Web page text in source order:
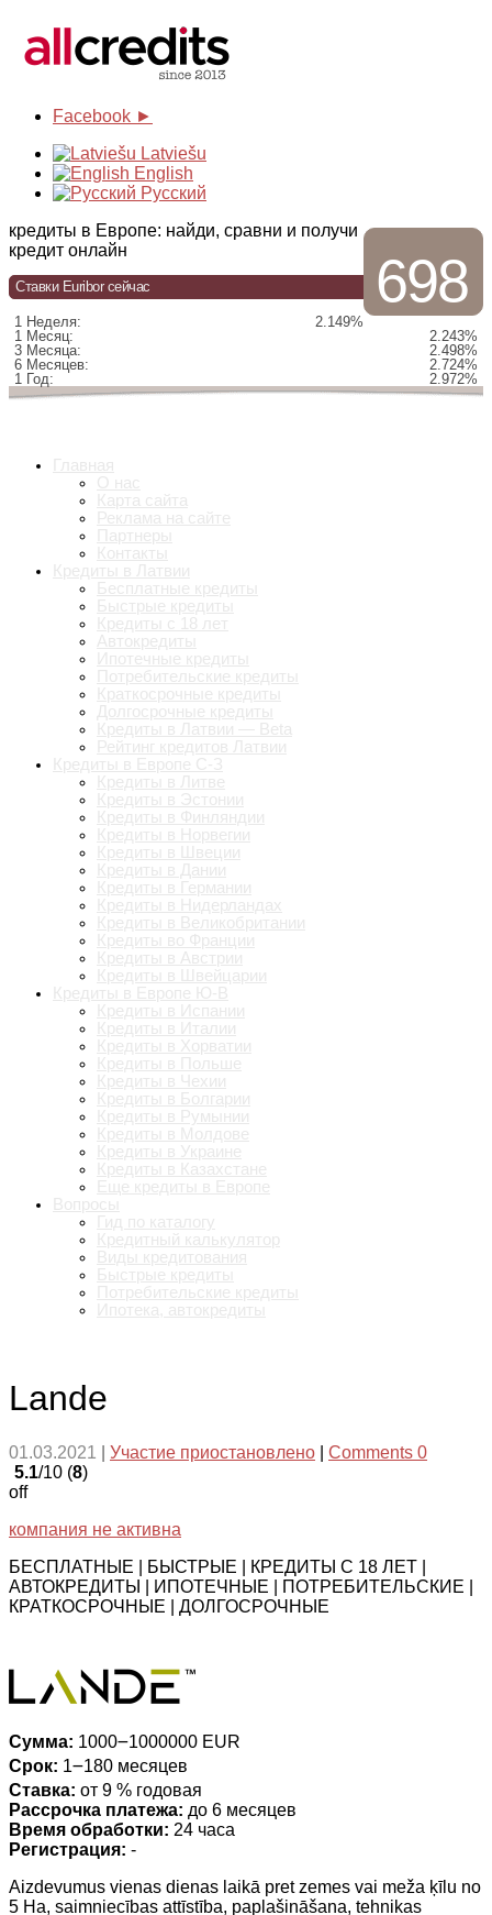
Facebook ►
Latviešu
English
Русский
698
кредиты в Европе: найди, сравни и получи
кредит онлайн
Ставки Euribor сейчас
1 Неделя:
2.149%
1 Месяц:
2.243%
3 Месяца:
2.498%
6 Месяцев:
2.724%
1 Год:
2.972%
Lande
01.03.2021 Участие приостановлено
Comments 0
5.1/10 (8)
off
компания не активна
БЕСПЛАТНЫЕ | БЫСТРЫЕ | КРЕДИТЫ С 18 ЛЕТ |
АВТОКРЕДИТЫ | ИПОТЕЧНЫЕ | ПОТРЕБИТЕЛЬСКИЕ |
КРАТКОСРОЧНЫЕ | ДОЛГОСРОЧНЫЕ
Сумма: 1000౼1000000 EUR
Срок: 1౼180 месяцев
Ставка: от 9 % годовая
Рассрочка платежа: до 6 месяцев
Время обработки: 24 часа
Регистрация: -
Aizdevumus vienas dienas laikā pret zemes vai meža ķīlu no
5 Ha, saimniecības attīstība, paplašināšana, tehnikas